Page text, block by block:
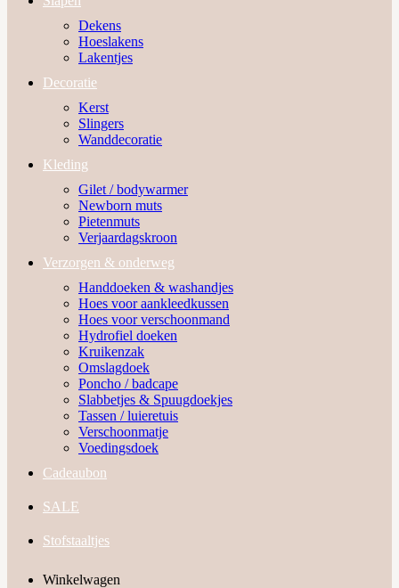
Dekens
Hoeslakens
Lakentjes
Decoratie
Kerst
Slingers
Wanddecoratie
Kleding
Gilet / bodywarmer
Newborn muts
Pietenmuts
Verjaardagskroon
Verzorgen & onderweg
Handdoeken & washandjes
Hoes voor aankleedkussen
Hoes voor verschoonmand
Hydrofiel doeken
Kruikenzak
Omslagdoek
Poncho / badcape
Slabbetjes & Spuugdoekjes
Tassen / luieretuis
Verschoonmatje
Voedingsdoek
Cadeaubon
SALE
Stofstaaltjes
Winkelwagen